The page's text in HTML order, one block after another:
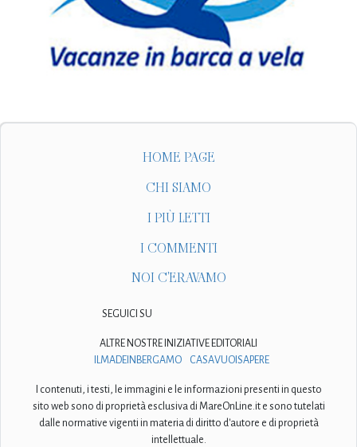
HOME PAGE
CHI SIAMO
I PIÙ LETTI
I COMMENTI
NOI C'ERAVAMO
SEGUICI SU
ALTRE NOSTRE INIZIATIVE EDITORIALI
ILMADEINBERGAMO
CASAVUOISAPERE
I contenuti, i testi, le immagini e le informazioni presenti in questo
sito web sono di proprietà esclusiva di MareOnLine.it e sono tutelati
dalle normative vigenti in materia di diritto d'autore e di proprietà
intellettuale.